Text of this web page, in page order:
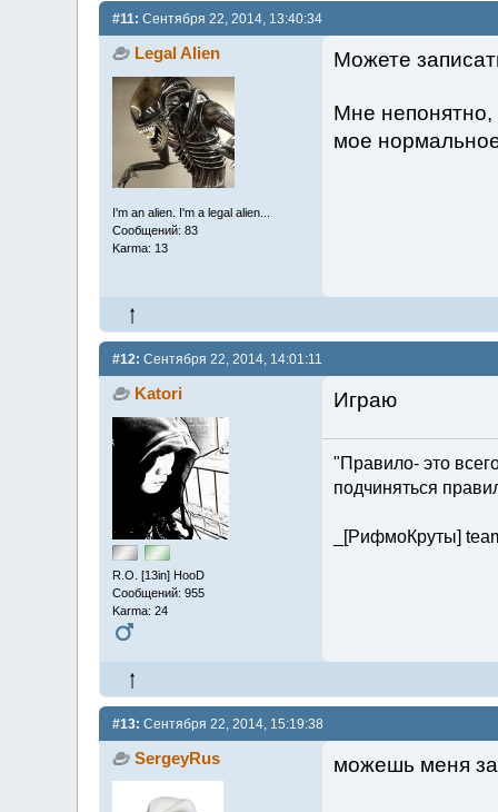
#11: Сентября 22, 2014, 13:40:34
Legal Alien
I'm an alien. I'm a legal alien...
Сообщений: 83
Karma: 13
Можете
Мне непонятно,
мое
#12: Сентября 22, 2014, 14:01:11
Katori
R.O. [13in] HooD
Сообщений: 955
Karma: 24
Играю
"Правило- это
подчиняться
_[РифмоКруты]
#13: Сентября 22, 2014, 15:19:38
SergeyRus можешь меня